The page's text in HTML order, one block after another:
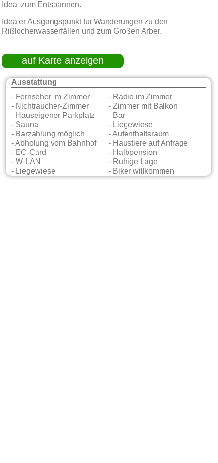
Ideal zum Entspannen.
Idealer Ausgangspunkt für Wanderungen zu den
Rißlocherwasserfällen und zum Großen Arber.
auf Karte anzeigen
Ausstattung
- Fernseher im Zimmer
- Radio im Zimmer
- Nichtraucher-Zimmer
- Zimmer mit Balkon
- Hauseigener Parkplatz
- Bar
- Sauna
- Liegewiese
- Barzahlung möglich
- Aufenthaltsraum
- Abholung vom Bahnhof
- Haustiere auf Anfrage
- EC-Card
- Halbpension
- W-LAN
- Ruhige Lage
- Liegewiese
- Biker willkommen